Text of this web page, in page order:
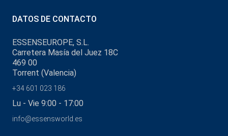
DATOS DE CONTACTO
ESSENSEUROPE, S.L.
Carretera Masía del Juez 18C
469 00
Torrent (Valencia)
+34 601 023 186
Lu - Vie 9:00 - 17:00
info@essensworld.es